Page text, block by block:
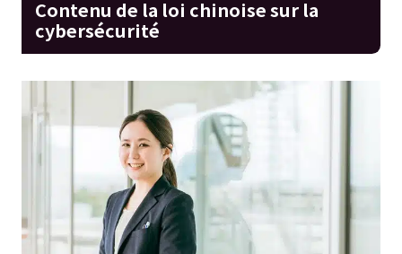
Contenu de la loi chinoise sur la
cybersécurité